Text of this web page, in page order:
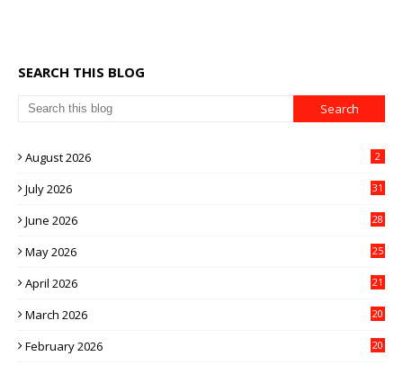
SEARCH THIS BLOG
August 2026 2
July 2026 31
June 2026 28
May 2026 25
April 2026 21
March 2026 20
February 2026 20